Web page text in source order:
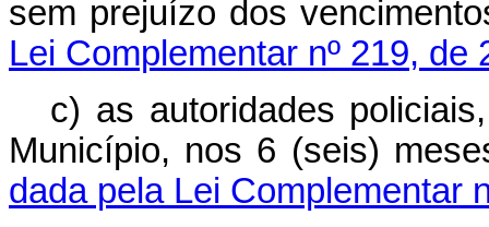
sem prejuízo dos
Lei Complementar nº 219, de
c) as autoridades
Município, nos 6 (seis)
dada pela Lei Complementar